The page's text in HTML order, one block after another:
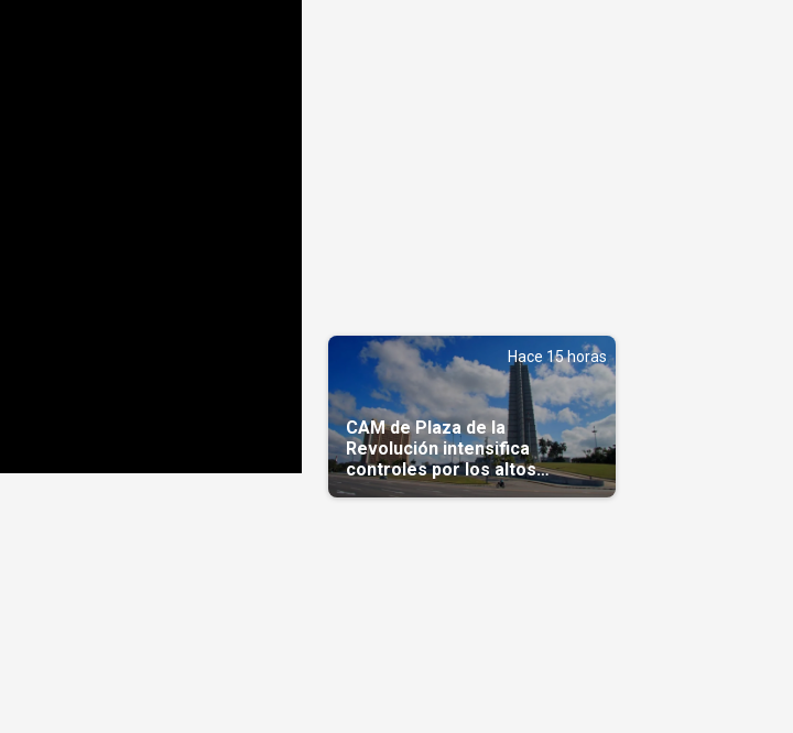
Hace 15 horas
CAM de Plaza de la
Revolución intensifica
controles por los altos
precios en las Mipymes